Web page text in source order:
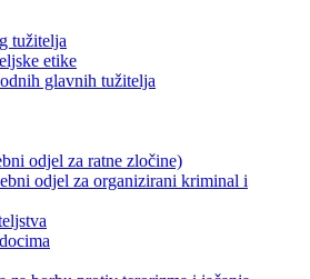
tužitelja
etike
glavnih tužitelja
odjel za ratne zločine)
odjel za organizirani kriminal i